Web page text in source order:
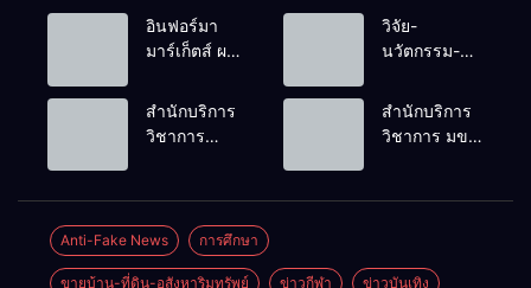
อินฟอร์มา
มาร์เก็ตส์ ผนึก
ธุรกิจท่อง
เที่ยว-บริการ
Thailand
2026 เชื่อม 4
งานใหญ่
สร้างโอกาส
วิจัย-
นวัตกรรม-
คือโอกาสใหม่
ของคนพิการ
เศรษฐกิจ
สำนักบริการ
วิชาการ
เพลิงขั้นต้น”
ยกระดับ
สำนักบริการ
วิชาการ มข.
Anti-Fake News การศึกษา
ขายบ้าน-ที่ดิน-อสังหาริมทรัพย์ ข่าวกีฬา ข่าวบันเทิง